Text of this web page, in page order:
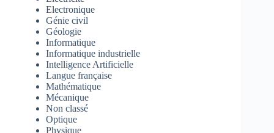
Electronique
Génie civil
Géologie
Informatique
Informatique industrielle
Intelligence Artificielle
Langue française
Mathématique
Mécanique
Non classé
Optique
Physique